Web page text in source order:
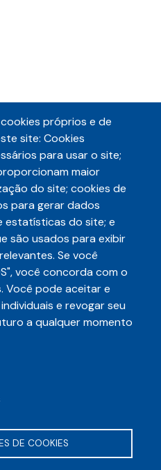
próprios e de
site: Cookies
para usar o site;
maior
do site; cookies de
para gerar dados
estatísticas do site; e
são usados para exibir
Se você
você concorda com o
Você pode aceitar e
e revogar seu
a qualquer momento
DE COOKIES